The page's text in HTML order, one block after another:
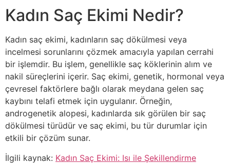
Kadın Saç Ekimi Nedir?
Kadın saç ekimi, kadınların saç dökülmesi veya
incelmesi sorunlarını çözmek amacıyla yapılan cerrahi
bir işlemdir. Bu işlem, genellikle saç köklerinin alım ve
nakil süreçlerini içerir. Saç ekimi, genetik, hormonal veya
çevresel faktörlere bağlı olarak meydana gelen saç
kaybını telafi etmek için uygulanır. Örneğin,
androgenetik alopesi, kadınlarda sık görülen bir saç
dökülmesi türüdür ve saç ekimi, bu tür durumlar için
etkili bir çözüm sunar.
İlgili kaynak: Kadın Saç Ekimi: Isı ile Şekillendirme